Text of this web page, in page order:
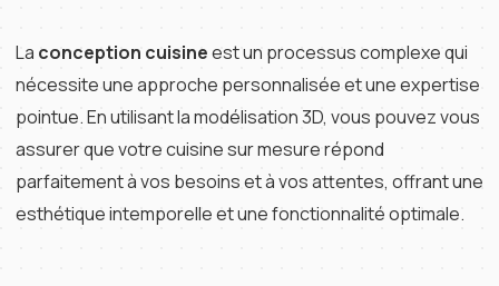
La conception cuisineest un processus complexe qui
nécessite une approche personnalisée et une expertise
pointue. En utilisant la modélisation 3D, vous pouvez vous
assurer que votre cuisine sur mesure répond
parfaitement à vos besoins et à vos attentes, offrant une
esthétique intemporelle et une fonctionnalité optimale.